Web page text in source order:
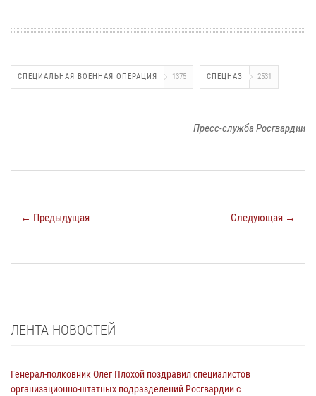
СПЕЦИАЛЬНАЯ ВОЕННАЯ ОПЕРАЦИЯ 1375 СПЕЦНАЗ 2531
Пресс-служба Росгвардии
← Предыдущая Следующая →
ЛЕНТА НОВОСТЕЙ
Генерал-полковник Олег Плохой поздравил специалистов
организационно-штатных подразделений Росгвардии с